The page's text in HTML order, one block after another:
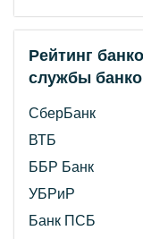
Рейтинг
службы
СберБанк
ВТБ
ББР Банк
УБРиР
Банк ПСБ